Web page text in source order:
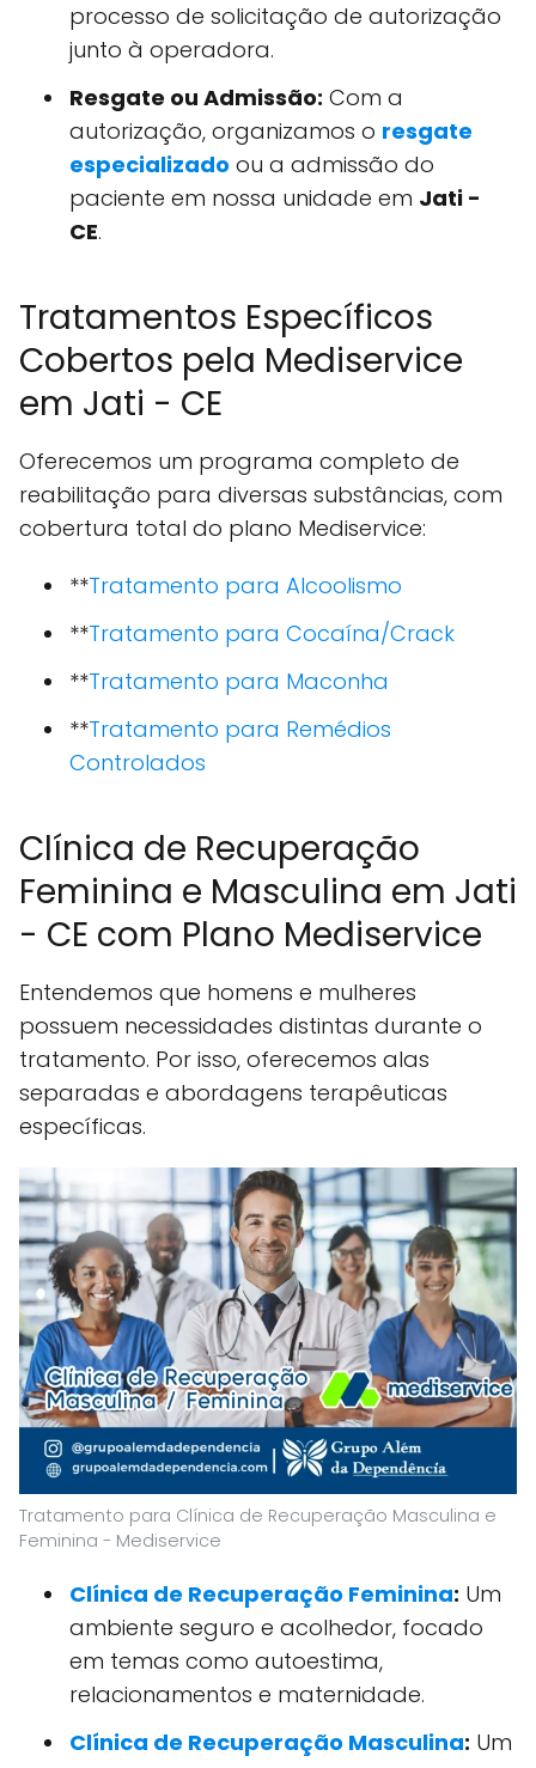
processo de solicitação de autorização
junto à operadora.
Resgate ou Admissão: Com a
autorização, organizamos o resgate
especializado ou a admissão do
paciente em nossa unidade em Jati -
CE.
Tratamentos Específicos
Cobertos pela Mediservice
em Jati - CE
Oferecemos um programa completo de
reabilitação para diversas substâncias, com
cobertura total do plano Mediservice:
**Tratamento para Alcoolismo
**Tratamento para Cocaína/Crack
**Tratamento para Maconha
**Tratamento para Remédios
Controlados
Clínica de Recuperação
Feminina e Masculina em Jati
- CE com Plano Mediservice
Entendemos que homens e mulheres
possuem necessidades distintas durante o
tratamento. Por isso, oferecemos alas
separadas e abordagens terapêuticas
específicas.
Tratamento para Clínica de Recuperação Masculina e
Feminina - Mediservice
Clínica de Recuperação Feminina: Um
ambiente seguro e acolhedor, focado
em temas como autoestima,
relacionamentos e maternidade.
Clínica de Recuperação Masculina: Um